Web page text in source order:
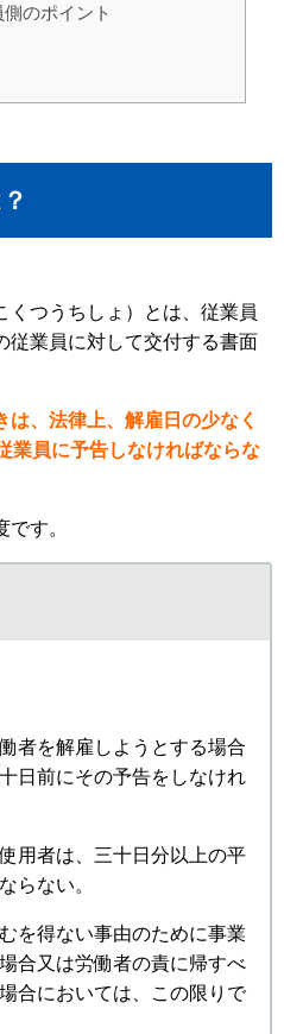
のポイント
くつうちしょ）とは、従業員
従業員に対して交付する書面
、法律上、解雇日の少なく
業員に予告しなければならな
す。
者を解雇しようとする場合
日前にその予告をしなけれ
用者は、三十日分以上の平
らない。
を得ない事由のために事業
合又は労働者の責に帰すべ
合においては、この限りで